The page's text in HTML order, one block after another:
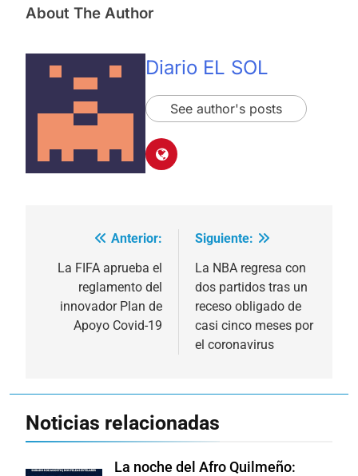
About The Author
Diario EL SOL
See author's posts
Navegación
de
entradas
Anterior:
La FIFA aprueba el
reglamento del
innovador Plan de
Apoyo Covid-19
Siguiente:
La NBA regresa con
dos partidos tras un
receso obligado de
casi cinco meses por
el coronavirus
Noticias relacionadas
La noche del Afro Quilmeño: